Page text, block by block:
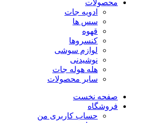
محصولات
ادویه جات
سس ها
قهوه
کنسروها
لوازم سوشی
نوشیدنی
هله هوله جات
سایر محصولات
صفحه نخست
فروشگاه
حساب کاربری من